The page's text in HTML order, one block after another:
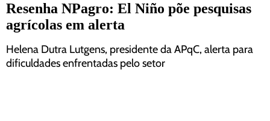
Resenha NPagro: El Niño põe pesquisas
agrícolas em alerta
Helena Dutra Lutgens, presidente da APqC, alerta para
dificuldades enfrentadas pelo setor